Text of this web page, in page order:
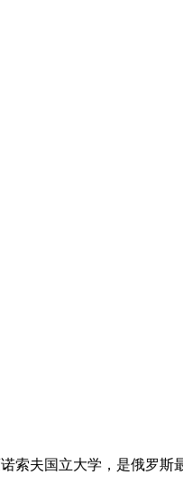
索夫国立大学，是俄罗斯